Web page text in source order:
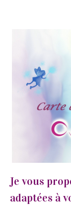
Je vous
adaptées à